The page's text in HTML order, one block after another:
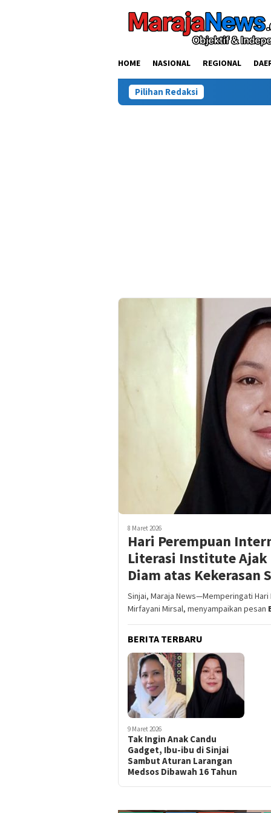
HOME NASIONAL REGIONAL
Pilihan Redaksi Kasus
8 Maret 2026
Hari Perempuan
Literasi Institute Ajak
Diam atas Kekerasan
Sinjai, Maraja News—Memperingati
Mirfayani Mirsal, menyampaikan pesan
BERITA TERBARU
9 Maret 2026
Tak Ingin Anak Candu
Gadget, Ibu-ibu di Sinjai
Sambut Aturan Larangan
Medsos Dibawah 16 Tahun